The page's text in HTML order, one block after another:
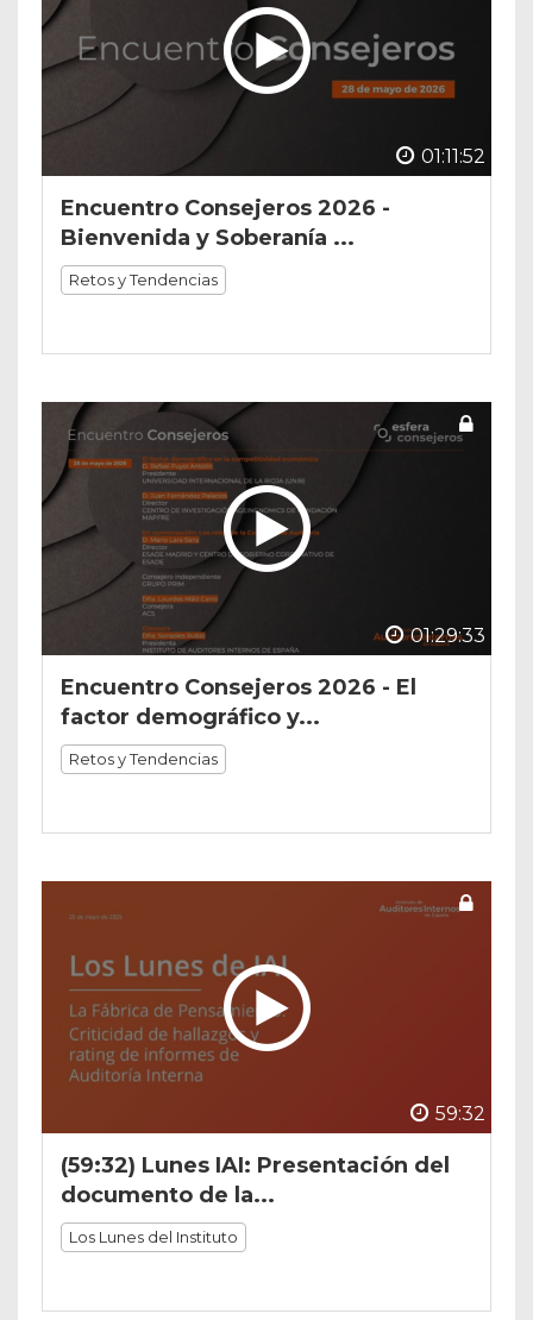
01:11:52
Encuentro Consejeros 2026 -
Bienvenida y Soberanía ...
Retos y Tendencias
01:29:33
Encuentro Consejeros 2026 - El
factor demográfico y...
Retos y Tendencias
59:32
(59:32) Lunes IAI: Presentación del
documento de la...
Los Lunes del Instituto